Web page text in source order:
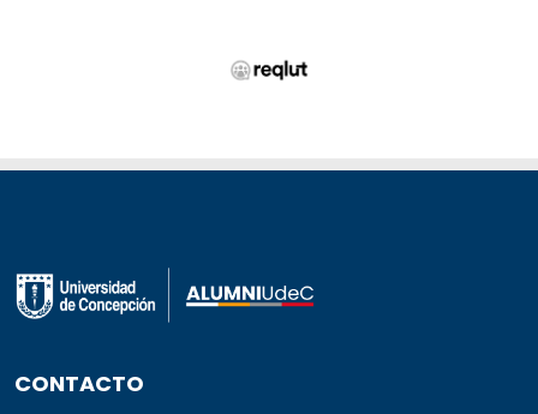
CONTACTO